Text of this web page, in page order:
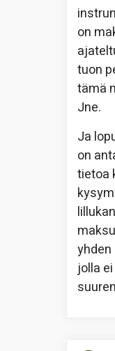
on
tuon
tämä
Jne.
Ja
on
tietoa
jolla